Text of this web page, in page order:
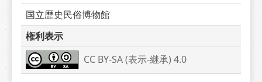
国立歴史民俗博物館
権利表示
CC BY-SA (表示-継承) 4.0